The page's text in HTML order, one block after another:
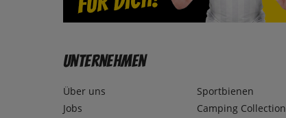
Unternehmen
Über uns
Jobs
Sportbienen
Camping Collection